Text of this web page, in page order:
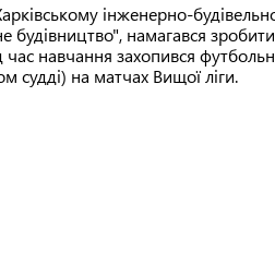
інженерно-
будівництво", намагався
час навчання захопився
судді) на матчах Вищої ліги.